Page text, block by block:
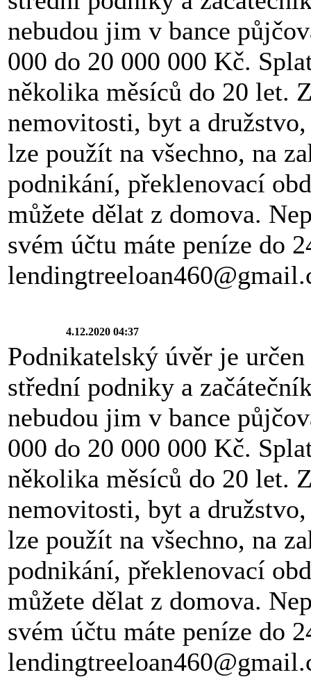
nebudou jim v bance
000 do 20 000 000 Kč.
několika měsíců do 20 let.
nemovitosti, byt a
lze použít na všechno, na
podnikání, překlenovací
můžete dělat z domova.
svém účtu máte peníze do
4.12.2020 04:37
Podnikatelský úvěr je
střední podniky a
nebudou jim v bance
000 do 20 000 000 Kč.
několika měsíců do 20 let.
nemovitosti, byt a
lze použít na všechno, na
podnikání, překlenovací
můžete dělat z domova.
svém účtu máte peníze do